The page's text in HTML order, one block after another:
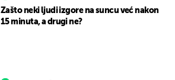
Zašto neki ljudi izgore na suncu već nakon
15 minuta, a drugi ne?